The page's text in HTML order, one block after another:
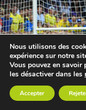
Nous utilisons des
expérience sur notre
Vous pouvez en
les désactiver dans les
Accepter